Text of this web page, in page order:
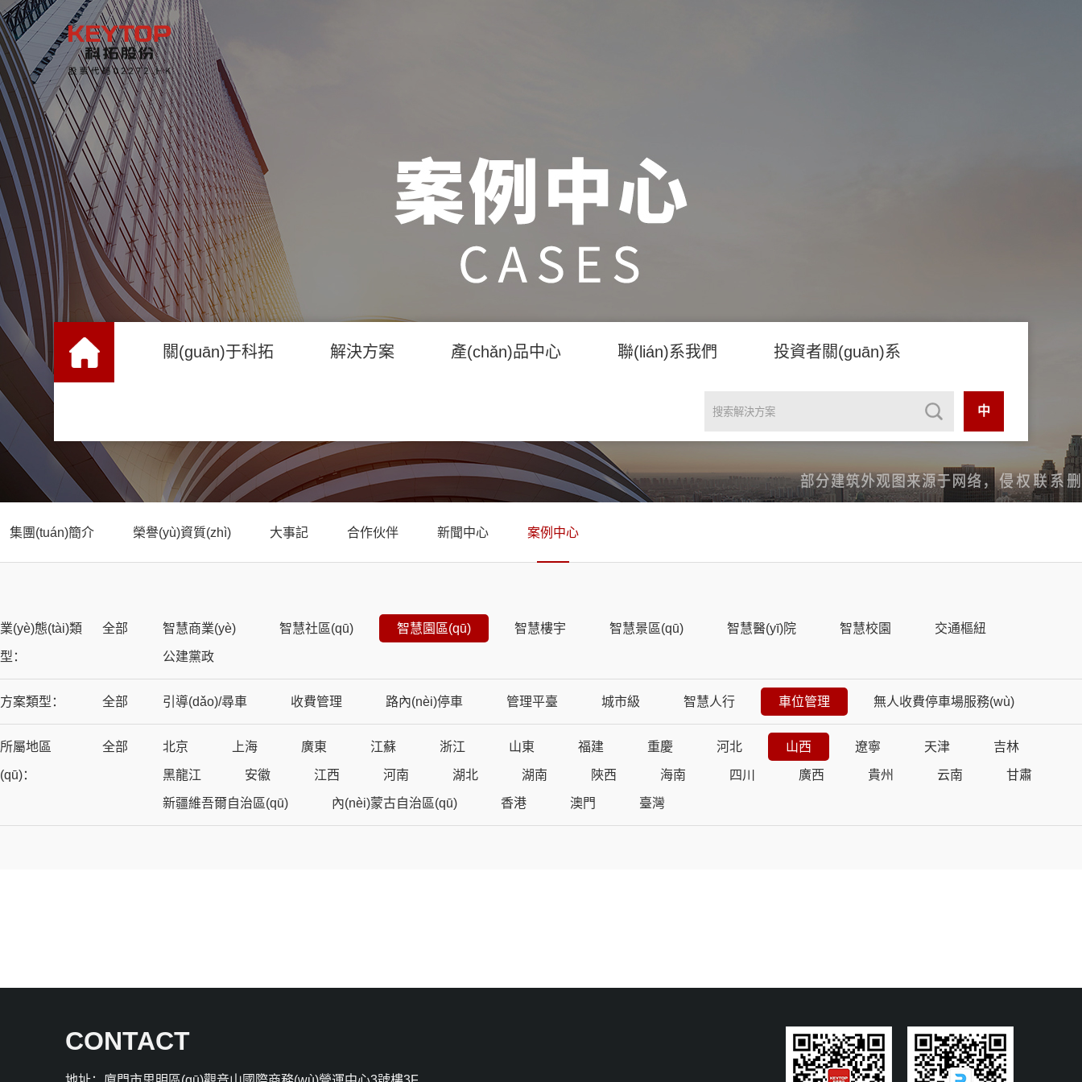
關(guān)于科拓 解決方案 產(chǎn)品中心 聯(lián)系我們 投資者關(guān)系
中
集團(tuán)簡介 榮譽(yù)資質(zhì) 大事記 合作伙伴 新聞中心 案例中心
業(yè)態(tài)類
型：
全部 智慧商業(yè) 智慧社區(qū) 智慧園區(qū) 智慧樓宇 智慧景區(qū) 智慧醫(yī)院 智慧校園 交通樞紐
公建黨政
方案類型： 全部 引導(dǎo)/尋車 收費管理 路內(nèi)停車 管理平臺 城市級 智慧人行 車位管理 無人收費停車場服務(wù)
所屬地區
(qū)：
全部 北京 上海 廣東 江蘇 浙江 山東 福建 重慶 河北 山西 遼寧 天津 吉林
黑龍江 安徽 江西 河南 湖北 湖南 陜西 海南 四川 廣西 貴州 云南 甘肅
新疆維吾爾自治區(qū) 內(nèi)蒙古自治區(qū) 香港 澳門 臺灣
CONTACT